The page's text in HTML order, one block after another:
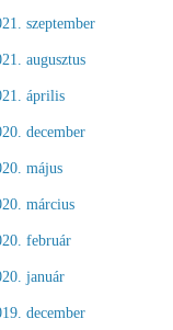
szeptember
augusztus
április
december
május
március
február
január
december